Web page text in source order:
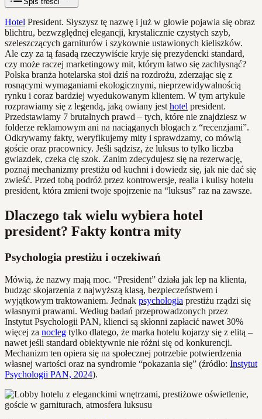
Hotel President. Słyszysz tę nazwę i już w głowie pojawia się obraz
blichtru, bezwzględnej elegancji, krystalicznie czystych szyb,
szeleszczących garniturów i szykownie ustawionych kieliszków.
Ale czy za tą fasadą rzeczywiście kryje się prezydencki standard,
czy może raczej marketingowy mit, którym łatwo się zachłysnąć?
Polska branża hotelarska stoi dziś na rozdrożu, zderzając się z
rosnącymi wymaganiami ekologicznymi, nieprzewidywalnością
rynku i coraz bardziej wyedukowanym klientem. W tym artykule
rozprawiamy się z legendą, jaką owiany jest hotel president.
Przedstawiamy 7 brutalnych prawd – tych, które nie znajdziesz w
folderze reklamowym ani na naciąganych blogach z “recenzjami”.
Odkrywamy fakty, weryfikujemy mity i sprawdzamy, co mówią
goście oraz pracownicy. Jeśli sądzisz, że luksus to tylko liczba
gwiazdek, czeka cię szok. Zanim zdecydujesz się na rezerwację,
poznaj mechanizmy prestiżu od kuchni i dowiedz się, jak nie dać się
zwieść. Przed tobą podróż przez kontrowersje, realia i kulisy hotelu
president, która zmieni twoje spojrzenie na “luksus” raz na zawsze.
Dlaczego tak wielu wybiera hotel
president? Fakty kontra mity
Psychologia prestiżu i oczekiwań
Mówią, że nazwy mają moc. “President” działa jak lep na klienta,
budząc skojarzenia z najwyższą klasą, bezpieczeństwem i
wyjątkowym traktowaniem. Jednak psychologia prestiżu rządzi się
własnymi prawami. Według badań przeprowadzonych przez
Instytut Psychologii PAN, klienci są skłonni zapłacić nawet 30%
więcej za nocleg tylko dlatego, że marka hotelu kojarzy się z elitą –
nawet jeśli standard obiektywnie nie różni się od konkurencji.
Mechanizm ten opiera się na społecznej potrzebie potwierdzenia
własnej wartości oraz na syndromie “pokazania się” (źródło: Instytut
Psychologii PAN, 2024).